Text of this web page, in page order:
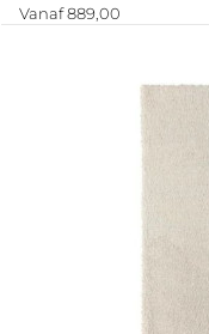
Vanaf 889,00